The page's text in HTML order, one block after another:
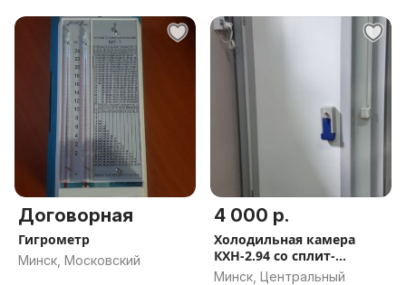
Договорная
Гигрометр
Минск, Московский
4 000 р.
Холодильная камера
КХН-2.94 со сплит-
системой
Минск, Центральный